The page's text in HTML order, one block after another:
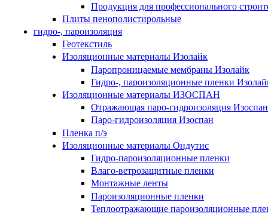
Продукция для профессионального
Плиты пенополистирольные
гидро-, пароизоляция
Геотекстиль
Изоляционные материалы Изолайк
Паропроницаемые мембраны Изолайк
Гидро-, пароизоляционные пленки
Изоляционные материалы ИЗОСПАН
Отражающая паро-гидроизоляция Изоспан
Паро-гидроизоляция Изоспан
Пленка п/э
Изоляционные материалы Ондутис
Гидро-пароизоляционные пленки
Влаго-ветрозащитные пленки
Монтажные ленты
Пароизоляционные пленки
Теплоотражающие пароизоляционные